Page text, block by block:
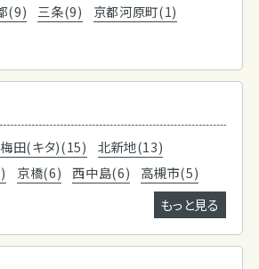
(9) 三条(9)
京都河原町(1)
梅田(キタ)(15)
北新地(13)
京橋(6) 西中島(6)
高槻市(5)
もっと見る